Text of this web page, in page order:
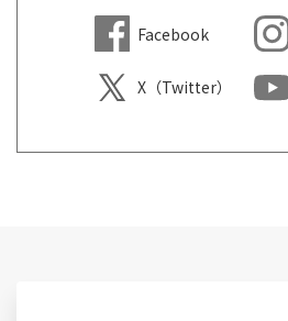
Facebook
X（Twitter）